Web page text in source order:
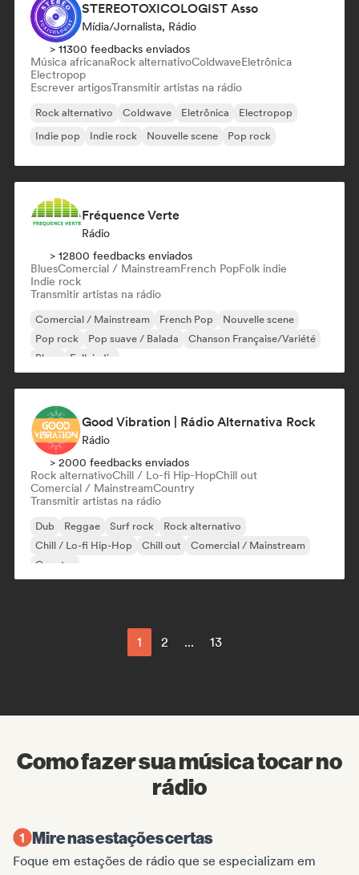
STEREOTOXICOLOGIST Asso
Mídia/Jornalista, Rádio
> 11300 feedbacks enviados
Música africanaRock alternativoColdwaveEletrônica
Electropop
Escrever artigosTransmitir artistas na rádio
Rock alternativo Coldwave Eletrônica
Electropop
Indie pop
Indie rock Nouvelle scene Pop rock
Fréquence Verte
Rádio
> 12800 feedbacks enviados
BluesComercial / MainstreamFrench PopFolk indie
Indie rock
Transmitir artistas na rádio
Comercial / Mainstream French Pop
Nouvelle scene
Pop rock
Pop suave / Balada
Chanson Française/Variété
Blues
Folk indie
Good Vibration | Rádio Alternativa Rock
Rádio
> 2000 feedbacks enviados
Rock alternativoChill / Lo-fi Hip-HopChill out
Comercial / MainstreamCountry
Transmitir artistas na rádio
Dub Reggae Surf rock
Rock alternativo
Chill / Lo-fi Hip-Hop
Chill out
Comercial / Mainstream
Country
1 2 ... 13
Como fazer sua música tocar no
rádio
Mire nas estações certas
Foque em estações de rádio que se especializam em